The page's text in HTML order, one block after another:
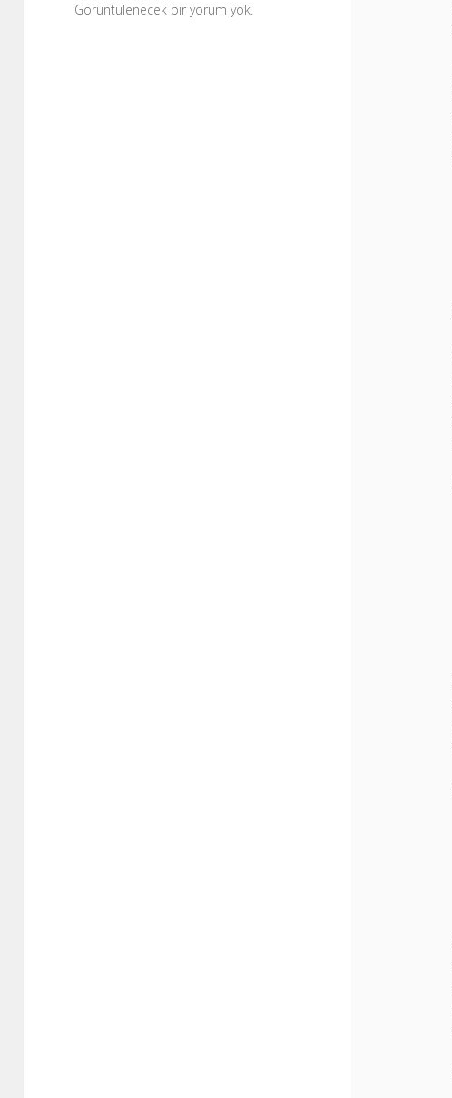
Görüntülenecek bir yorum yok.